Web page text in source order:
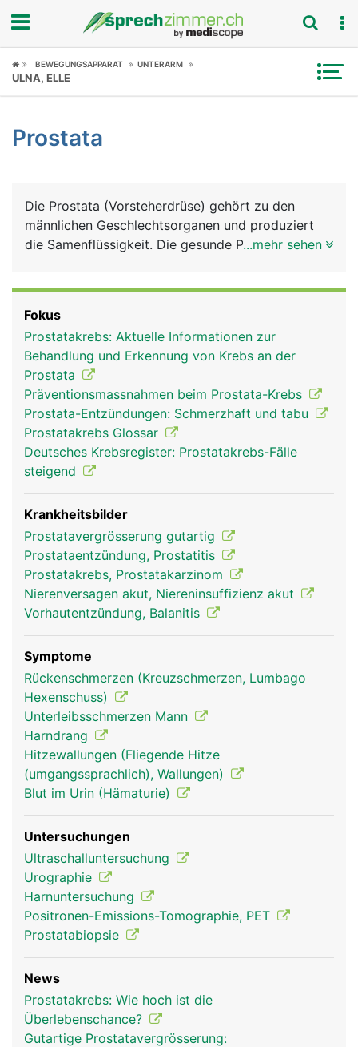
Fokus
Symptome
News
Rubriken
BEWEGUNGSAPPARAT UNTERARM
ULNA, ELLE
Prostata
Die Prostata (Vorsteherdrüse) gehört zu den
männlichen Geschlechtsorganen und produziert
die Samenflüssigkeit. Die gesunde Prostata hat die
über den Anus ertastet werden kann. Die von der
Harnblase abgehende Harnröhre verläuft durch die
Mitte der Prostata. Hier tritt beim Samenerguss
(Ejakulation) die in der Prostata gebildete
Samenflüssigkeit in die Harnröhre über. Sie enthält
verschiedene Enzyme, die für eine Befruchtung der
weiblichen Eizelle benötigt werden. Mit
zunehmenden Alter vergrössert sich die Prostata.
...mehr sehen
Fokus
Prostatakrebs: Aktuelle Informationen zur
Behandlung und Erkennung von Krebs an der
Prostata
Präventionsmassnahmen beim Prostata-Krebs
Prostata-Entzündungen: Schmerzhaft und tabu
Prostatakrebs Glossar
Deutsches Krebsregister: Prostatakrebs-Fälle
steigend
Krankheitsbilder
Prostatavergrösserung gutartig
Prostataentzündung, Prostatitis
Prostatakrebs, Prostatakarzinom
Nierenversagen akut, Niereninsuffizienz akut
Vorhautentzündung, Balanitis
Symptome
Rückenschmerzen (Kreuzschmerzen, Lumbago
Hexenschuss)
Unterleibsschmerzen Mann
Harndrang
Hitzewallungen (Fliegende Hitze
(umgangssprachlich), Wallungen)
Blut im Urin (Hämaturie)
Untersuchungen
Ultraschalluntersuchung
Urographie
Harnuntersuchung
Positronen-Emissions-Tomographie, PET
Prostatabiopsie
News
Prostatakrebs: Wie hoch ist die
Überlebenschance?
Gutartige Prostatavergrösserung: